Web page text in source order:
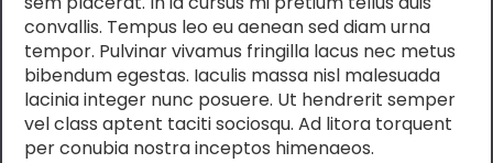
convallis. Tempus leo eu aenean sed diam urna
tempor. Pulvinar vivamus fringilla lacus nec metus
bibendum egestas. Iaculis massa nisl malesuada
lacinia integer nunc posuere. Ut hendrerit semper
vel class aptent taciti sociosqu. Ad litora torquent
per conubia nostra inceptos himenaeos.